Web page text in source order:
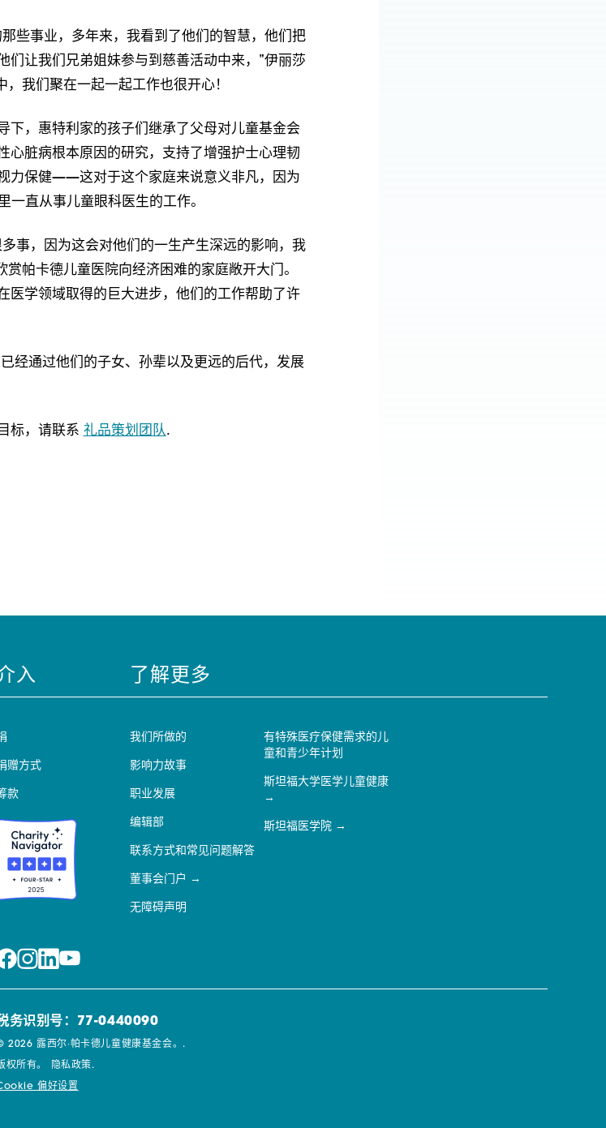
些事业，多年来，我看到了他们的智慧，他们把
们让我们兄弟姐妹参与到慈善活动中来，”伊丽莎
我们聚在一起一起工作也很开心！
下，惠特利家的孩子们继承了父母对儿童基金会
心脏病根本原因的研究，支持了增强护士心理韧
力保健——这对于这个家庭来说意义非凡，因为
一直从事儿童眼科医生的工作。
事，因为这会对他们的一生产生深远的影响，我
帕卡德儿童医院向经济困难的家庭敞开大门。
医学领域取得的巨大进步，他们的工作帮助了许
经通过他们的子女、孙辈以及更远的后代，发展
标，请联系 礼品策划团队.
入
赠方式
款
了解更多
我们所做的
影响力故事
职业发展
编辑部
联系方式和常见问题解答
董事会门户
无障碍声明
有特殊医疗保健需求的儿
童和青少年计划
斯坦福大学医学儿童健康
斯坦福医学院
务识别号：77-0440090
2026 露西尔·帕卡德儿童健康基金会。.
权所有。 隐私政策.
偏好设置